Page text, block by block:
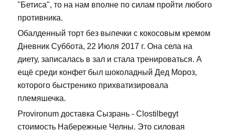
"Бетиса", то на нам вполне по силам пройти любого
противника.
Обалденный торт без выпечки с кокосовым кремом
Дневник Суббота, 22 Июля 2017 г. Она села на
диету, записалась в зал и стала тренироваться. А
ещё среди конфет был шоколадный Дед Мороз,
которого быстренико прихватизировала
племяшечка.
Provironum доставка Сызрань - Clostilbegyt
стоимость Набережные Челны. Это силовая